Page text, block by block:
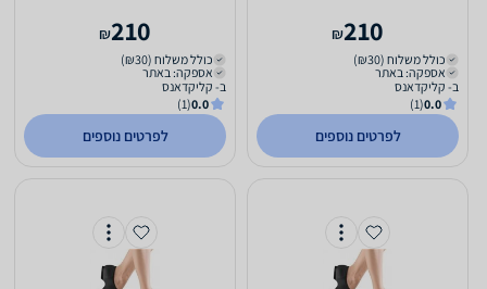
210
₪
כולל משלוח (₪30)
אספקה: באתר
ב- קליקדאנס
0.0
(1)
לפרטים נוספים
210
₪
כולל משלוח (₪30)
אספקה: באתר
ב- קליקדאנס
0.0
(1)
לפרטים נוספים